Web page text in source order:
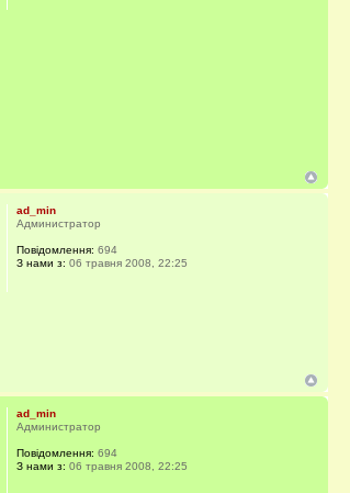
ad_min
Администратор
Повідомлення: 694
З нами з: 06 травня 2008, 22:25
ad_min
Администратор
Повідомлення: 694
З нами з: 06 травня 2008, 22:25